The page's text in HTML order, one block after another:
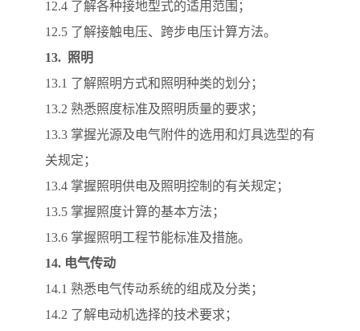
12.4 了解各种接地型式的适用范围；
12.5 了解接触电压、跨步电压计算方法。
13. 照明
13.1 了解照明方式和照明种类的划分；
13.2 熟悉照度标准及照明质量的要求；
13.3 掌握光源及电气附件的选用和灯具选型的有
关规定；
13.4 掌握照明供电及照明控制的有关规定；
13.5 掌握照度计算的基本方法；
13.6 掌握照明工程节能标准及措施。
14. 电气传动
14.1 熟悉电气传动系统的组成及分类；
14.2 了解电动机选择的技术要求；